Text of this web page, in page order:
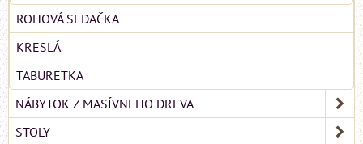
ROHOVÁ SEDAČKA
KRESLÁ
TABURETKA
NÁBYTOK Z MASÍVNEHO DREVA
STOLY